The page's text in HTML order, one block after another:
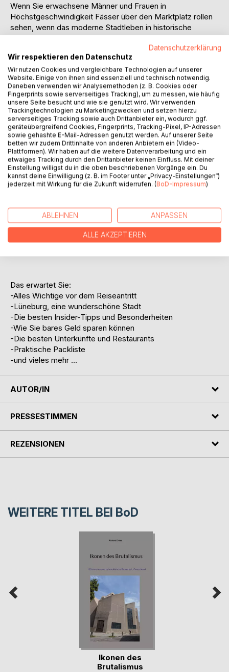
Wenn Sie erwachsene Männer und Frauen in
Höchstgeschwindigkeit Fässer über den Marktplatz rollen
sehen, wenn das moderne Stadtleben in historische
Bauwerke einzieht, wenn Ihnen die ,,Salzsau''
entgegenlacht, dann befinden Sie sich in der Salz- und
Hansestadt Lüneburg im niedersächsischen
Norddeutschland.
Sie fragen sich, warum Sie gerade Lüneburg als Reiseziel
wählen sollten? Dann finden Sie hier die Antworten. Egal,
ob Sie die historische Altstadt mit anspruchsvollen und
seltenen Bauwerken fasziniert oder Sie sich am liebsten in
beeindruckenden Naturschutzgebieten mit geschichtlich
interessanten Hintergründen aufhalten, Sie kommen auf
Ihre Kosten. Wenn Sie abends gerne durch urige Bars
flanieren oder tagsüber in ruhigen Cafés pausieren, dann
werden Sie hier fündig. Ob romantischer Pärchenurlaub, als
Single oder mit der ganzen Familie, in Lüneburg erfüllen
sich Ihre Wünsche. Aber ein wenig Vorsicht sollten Sie
berühmt werden möchten, gelangen Sie am besten nicht in
das Filmset der Fernsehserie ,,Rote Rosen'', welche zwar
im ARD ausgestrahlt, aber zu Recht im wunderschönen
Lüneburg abgedreht wird.
Das erwartet Sie:
-Alles Wichtige vor dem Reiseantritt
-Lüneburg, eine wunderschöne Stadt
-Die besten Insider-Tipps und Besonderheiten
-Wie Sie bares Geld sparen können
-Die besten Unterkünfte und Restaurants
-Praktische Packliste
-und vieles mehr ...
AUTOR/IN
PRESSESTIMMEN
REZENSIONEN
WEITERE TITEL BEI BoD
Ikonen des
Brutalismus
Datenschutzerklärung
Wir respektieren den Datenschutz
Wir nutzen Cookies und vergleichbare Technologien auf unserer
Website. Einige von ihnen sind essenziell und technisch notwendig.
Daneben verwenden wir Analysemethoden (z. B. Cookies oder
Fingerprints sowie serverseitiges Tracking), um zu messen, wie häufig
unsere Seite besucht und wie sie genutzt wird. Wir verwenden
Trackingtechnologien zu Marketingzwecken und setzen hierzu
serverseitiges Tracking sowie auch Drittanbieter ein, wodurch ggf.
geräteübergreifend Cookies, Fingerprints, Tracking-Pixel, IP-Adressen
sowie gehashte E-Mail-Adressen genutzt werden. Auf unserer Seite
betten wir zudem Drittinhalte von anderen Anbietern ein (Video-
Plattformen). Wir haben auf die weitere Datenverarbeitung und ein
etwaiges Tracking durch den Drittanbieter keinen Einfluss. Mit deiner
Einstellung willigst du in die oben beschriebenen Vorgänge ein. Du
kannst deine Einwilligung (z. B. im Footer unter „Privacy-Einstellungen“)
jederzeit mit Wirkung für die Zukunft widerrufen. (BoD-Impressum)
ABLEHNEN ANPASSEN
ALLE AKZEPTIEREN